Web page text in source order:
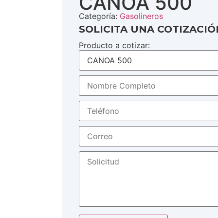
Categoría: Gasolineros
SOLICITA UNA
Producto a cotizar: